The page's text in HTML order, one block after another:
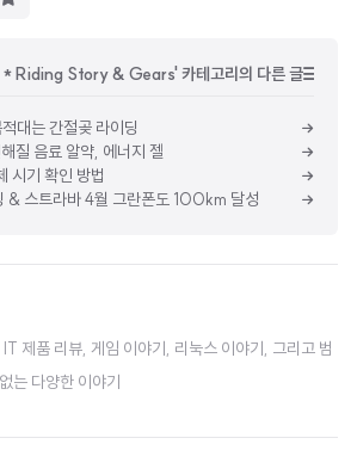
Riding Story & Gears' 카테고리의 다른 글
대는 간절곶 라이딩
질 음료 알약, 에너지 젤
시기 확인 방법
& 스트라바 4월 그란폰도 100km 달성
제품 리뷰, 게임 이야기, 리눅스 이야기, 그리고 범
는 다양한 이야기